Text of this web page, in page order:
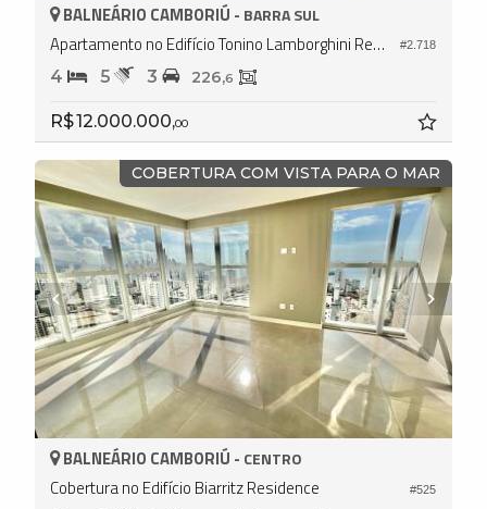
#2.718
BALNEÁRIO CAMBORIÚ - BARRA SUL
Apartamento no Edifício Tonino Lamborghini Residences
4 5 3 226,6
R$ 12.000.000,00
COBERTURA COM VISTA PARA O MAR
#525
BALNEÁRIO CAMBORIÚ - CENTRO
Cobertura no Edifício Biarritz Residence